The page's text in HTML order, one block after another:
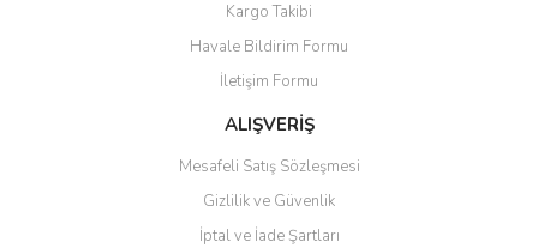
Ürün resmi kalitesiz, bozuk veya görüntülenemiyor.
Ürün açıklamasında eksik bilgiler bulunuyor.
Ürün bilgilerinde hatalar bulunuyor.
Ürün fiyatı diğer sitelerden daha pahalı.
Kargo Takibi
Havale Bildirim Formu
İletişim Formu
ALIŞVERİŞ
Mesafeli Satış Sözleşmesi
Gizlilik ve Güvenlik
İptal ve İade Şartları